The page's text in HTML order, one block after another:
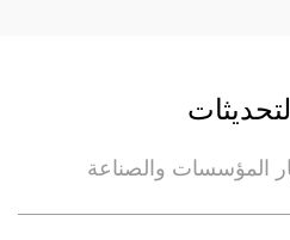
المؤسسات والصناعة